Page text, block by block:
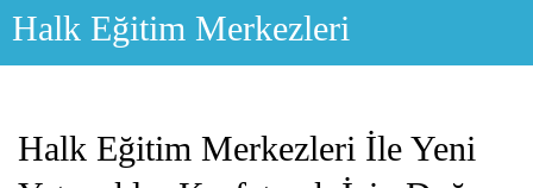
Skip
Halk Eğitim Merkezleri
Halk Eğitim Merkezleri İle Yeni